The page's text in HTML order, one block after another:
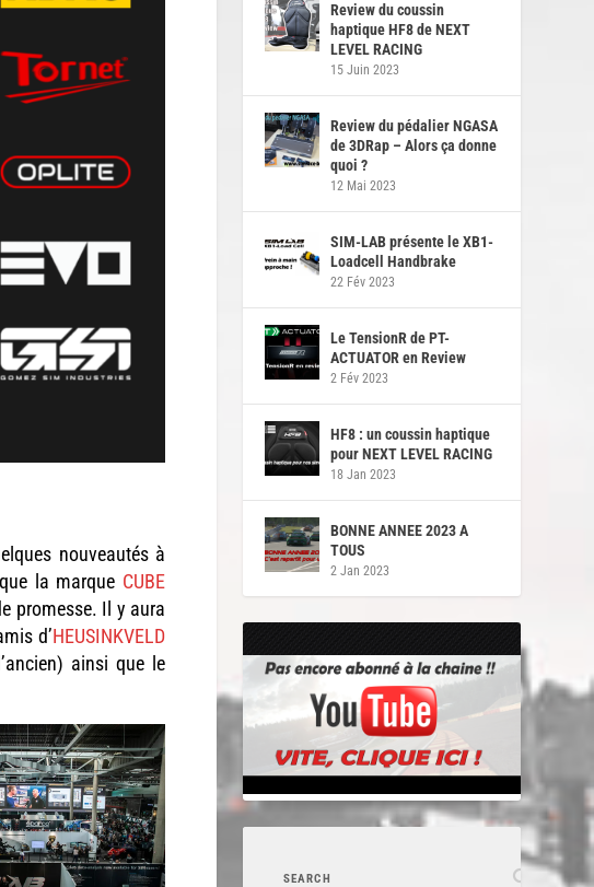
nouveautés à
la marque CUBE
promesse. Il y aura
d’HEUSINKVELD
ainsi que le
Review du coussin
haptique HF8 de NEXT
LEVEL RACING
15 Juin 2023
Review du pédalier NGASA
de 3DRap – Alors ça donne
quoi ?
12 Mai 2023
SIM-LAB présente le XB1-
Loadcell Handbrake
22 Fév 2023
Le TensionR de PT-
ACTUATOR en Review
2 Fév 2023
HF8 : un coussin haptique
pour NEXT LEVEL RACING
18 Jan 2023
BONNE ANNEE 2023 A
TOUS
2 Jan 2023